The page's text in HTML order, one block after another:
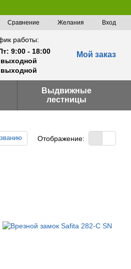
Сравнение Желания Вход
работы:
9:00 - 18:00
Мой заказ
Выдвижные
лестницы
Отображение: